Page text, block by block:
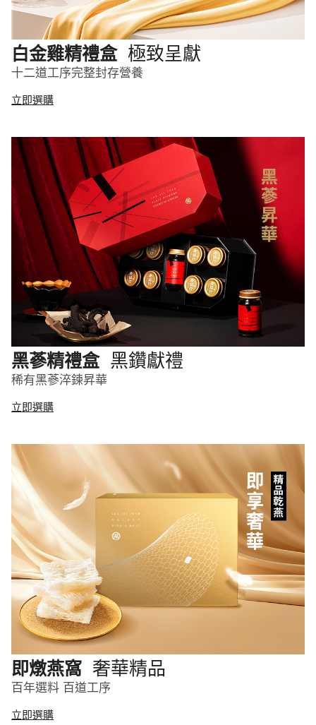
白金雞精禮盒 極致呈獻
十二道工序完整封存營養
立即選購
黑蔘精禮盒 黑鑽獻禮
稀有黑蔘淬鍊昇華
立即選購
即燉燕窩 奢華精品
百年選料 百道工序
立即選購